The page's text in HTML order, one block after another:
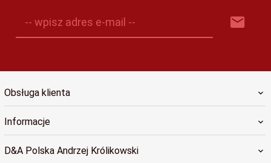
-- wpisz adres e-mail --
Obsługa klienta
Informacje
D&A Polska Andrzej Królikowski